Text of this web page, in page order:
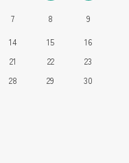
7 8
9
14 15
16
21 22
23
28 29
30